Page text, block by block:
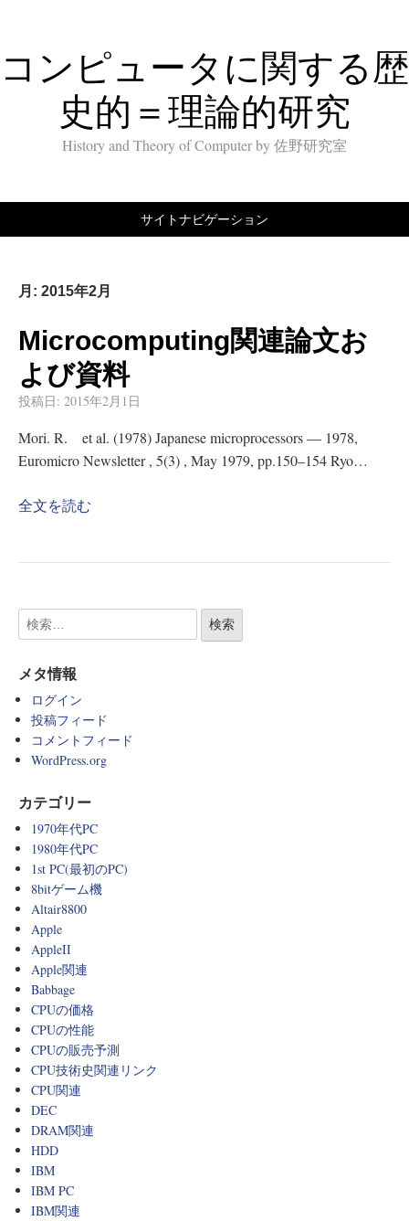
コンピュータに関する歴
史的＝理論的研究
History and Theory of Computer by 佐野研究室
サイトナビゲーション
月: 2015年2月
Microcomputing関連論文お
よび資料
投稿日: 2015年2月1日
Mori. R. et al. (1978) Japanese microprocessors — 1978,
Euromicro Newsletter , 5(3) , May 1979, pp.150–154 Ryo…
全文を読む
メタ情報
ログイン
投稿フィード
コメントフィード
WordPress.org
カテゴリー
1970年代PC
1980年代PC
1st PC(最初のPC)
8bitゲーム機
Altair8800
Apple
AppleII
Apple関連
Babbage
CPUの価格
CPUの性能
CPUの販売予測
CPU技術史関連リンク
CPU関連
DEC
DRAM関連
HDD
IBM
IBM PC
IBM関連